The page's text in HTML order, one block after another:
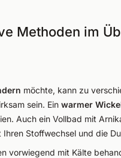
Methoden im
möchte, kann zu
sein. Ein warmer
Auch ein Vollbad mit
Stoffwechsel und die
vorwiegend mit Kälte